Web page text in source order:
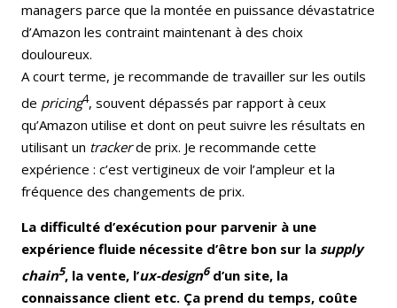
managers parce que la montée en puissance dévastatrice
d’Amazon les contraint maintenant à des choix
douloureux.
A court terme, je recommande de travailler sur les outils
de pricing4, souvent dépassés par rapport à ceux
qu’Amazon utilise et dont on peut suivre les résultats en
utilisant un trackerde prix. Je recommande cette
expérience : c’est vertigineux de voir l’ampleur et la
fréquence des changements de prix.
La difficulté d’exécution pour parvenir à une
expérience fluide nécessite d’être bon sur la supply
chain5, la vente, l’ux-design6 d’un site, la
connaissance client etc. Ça prend du temps, coûte